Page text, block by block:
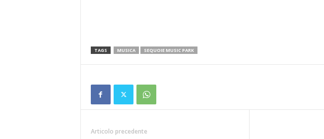
TAGS MUSICA SEQUOIE MUSIC PARK
Articolo precedente